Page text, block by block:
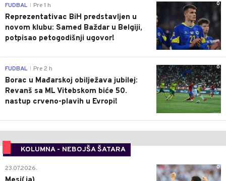
0
FUDBAL Pre 1 h
Reprezentativac BiH predstavljen u
novom klubu: Samed Baždar u Belgiji,
potpisao petogodišnji ugovor!
0
FUDBAL Pre 2 h
Borac u Mađarskoj obilježava jubilej:
Revanš sa ML Vitebskom biće 50.
nastup crveno-plavih u Evropi!
KOLUMNA - NEBOJŠA ŠATARA
0
23.07.2026.